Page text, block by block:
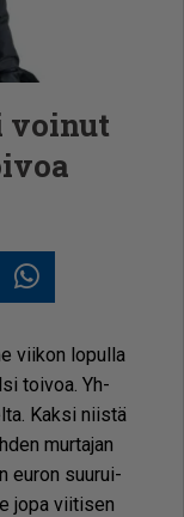
voinut
Whatsapp
vii­kon lo­pul­la
toi­voa. Yh­
Kak­si niis­tä
mur­ta­jan
eu­ron suu­rui­
jopa vii­ti­sen